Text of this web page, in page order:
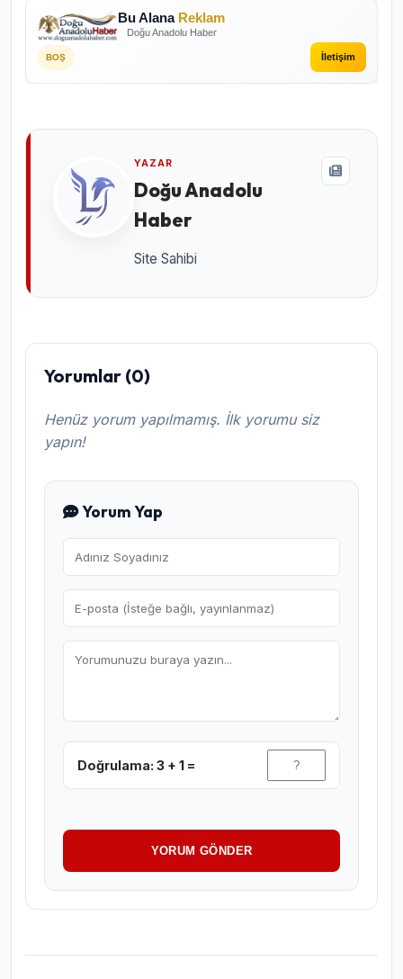
Bu Alana Reklam
Doğu Anadolu Haber
BOŞ İletişim
YAZAR
Doğu Anadolu
Haber
Site Sahibi
Yorumlar (0)
Henüz yorum yapılmamış. İlk yorumu siz
yapın!
Yorum Yap
Doğrulama: 3 + 1 =
YORUM GÖNDER